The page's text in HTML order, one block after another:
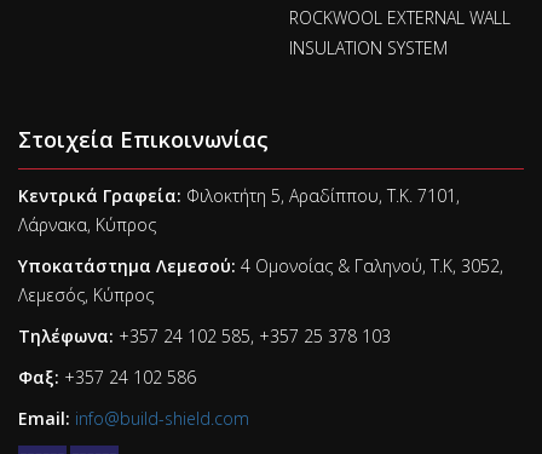
ROCKWOOL EXTERNAL WALL
INSULATION SYSTEM
Στοιχεία Επικοινωνίας
Κεντρικά Γραφεία: Φιλοκτήτη 5, Αραδίππου, Τ.Κ. 7101,
Λάρνακα, Κύπρος
Υποκατάστημα Λεμεσού: 4 Ομονοίας & Γαληνού, Τ.Κ, 3052,
Λεμεσός, Κύπρος
Τηλέφωνα: +357 24 102 585, +357 25 378 103
Φαξ: +357 24 102 586
Email: info@build-shield.com